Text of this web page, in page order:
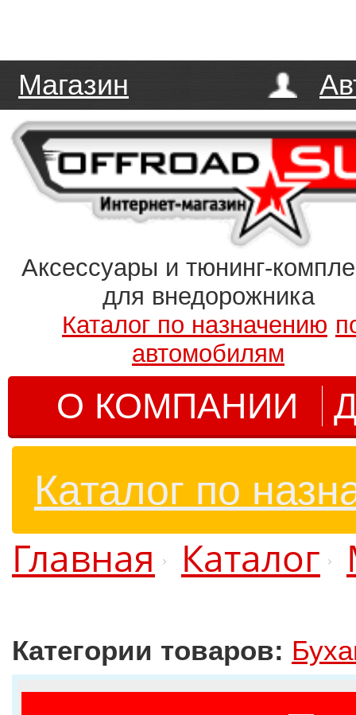
Магазин
Аксессуары и тюнинг-
для внедорожника
Каталог по назначению
автомобилям
О КОМПАНИИ
Каталог по
Главная Каталог
Категории товаров: